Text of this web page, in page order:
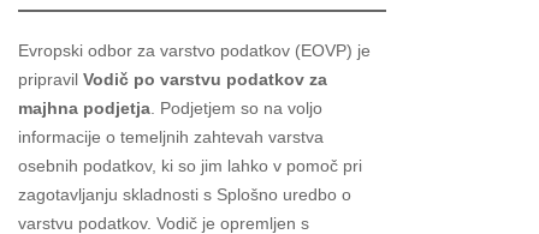
Evropski odbor za varstvo podatkov (EOVP) je
pripravil Vodič po varstvu podatkov za
majhna podjetja . Podjetjem so na voljo
informacije o temeljnih zahtevah varstva
osebnih podatkov, ki so jim lahko v pomoč pri
zagotavljanju skladnosti s Splošno uredbo o
varstvu podatkov. Vodič je opremljen s